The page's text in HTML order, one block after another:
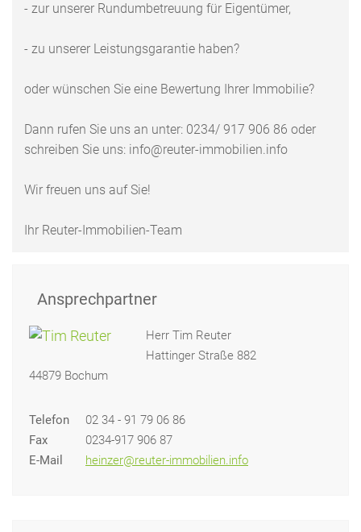
- zur unserer Rundumbetreuung für Eigentümer,
- zu unserer Leistungsgarantie haben?
oder wünschen Sie eine Bewertung Ihrer Immobilie?
Dann rufen Sie uns an unter: 0234/ 917 906 86 oder
schreiben Sie uns: info@reuter-immobilien.info
Wir freuen uns auf Sie!
Ihr Reuter-Immobilien-Team
Ansprechpartner
Herr Tim Reuter
Hattinger Straße 882
44879 Bochum
Telefon
02 34 - 91 79 06 86
Fax
0234-917 906 87
E-Mail
heinzer@reuter-immobilien.info